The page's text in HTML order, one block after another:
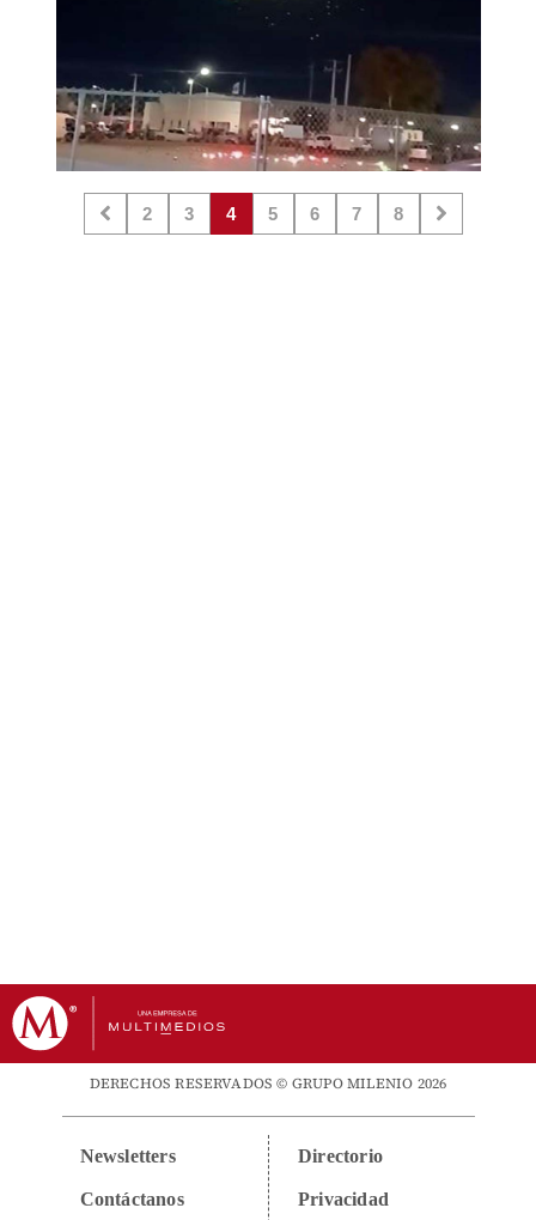
2 3 4 5 6 7 8
DERECHOS RESERVADOS © GRUPO MILENIO 2026
Newsletters
Contáctanos
Directorio
Privacidad